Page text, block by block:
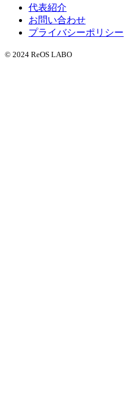
代表紹介
お問い合わせ
プライバシーポリシー
© 2024 ReOS LABO